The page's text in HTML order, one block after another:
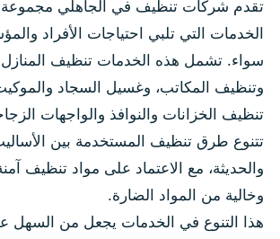
تقدم شركات تنظيف في الجاهلي
الخدمات التي تلبي احتياجات الأفراد
سواء. تشمل هذه الخدمات تنظيف المنازل
وتنظيف المكاتب، وغسيل السجاد
تنظيف الخزانات والنوافذ والواجهات
تتنوع طرق تنظيف المستخدمة بين الأساليب
والحديثة، مع الاعتماد على مواد تنظيف
وخالية من المواد الضارة.
هذا التنوع في الخدمات يجعل من السهل